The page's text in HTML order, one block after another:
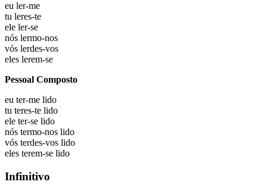
eu ler-me
tu leres-te
ele ler-se
nós lermo-nos
vós lerdes-vos
eles lerem-se
Pessoal Composto
eu ter-me lido
tu teres-te lido
ele ter-se lido
nós termo-nos lido
vós terdes-vos lido
eles terem-se lido
Infinitivo